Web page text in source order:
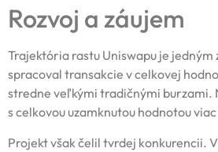
Rozvoj a záujem
Trajektória rastu Uniswapu je
spracoval transakcie v celkovej
stredne veľkými tradičnými burzami.
s celkovou uzamknutou hodnotou
Projekt však čelil tvrdej konkurencii.